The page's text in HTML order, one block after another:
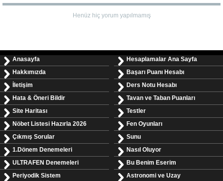
Henüz hiç yorum yapılmamış
Anasayfa
Hakkımızda
İletişim
Hata & Öneri Bildir
Site Haritası
Nöbet Listesi Hazırla 2026
Çıkmış Sorular
1.Dönem Denemeleri
ULTRAFEN Denemeleri
Periyodik Sistem
Hesaplamalar Ana Sayfa
Başarı Puanı Hesabı
Ders Notu Hesabı
Tavan ve Taban Puanları
Testler
Fen Oyunları
Sunu
Nasıl Oluyor
Bu Benim Eserim
Astronomi ve Uzay